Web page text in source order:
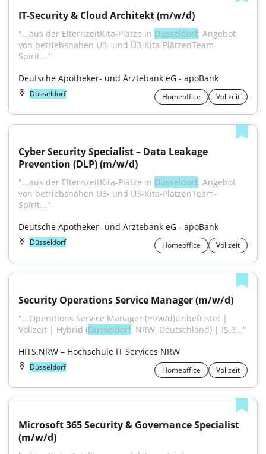
IT-Security & Cloud Architekt (m/w/d)
"...aus der ElternzeitKita-Plätze in Düsseldorf: Angebot
von betriebsnahen U3- und Ü3-Kita-PlätzenTeam-
Spirit..."
Deutsche Apotheker- und Ärztebank eG - apoBank
Düsseldorf Homeoffice Vollzeit
Cyber Security Specialist – Data Leakage
Prevention (DLP) (m/w/d)
"...aus der ElternzeitKita-Plätze in Düsseldorf: Angebot
von betriebsnahen U3- und Ü3-Kita-PlätzenTeam-
Spirit..."
Deutsche Apotheker- und Ärztebank eG - apoBank
Düsseldorf Homeoffice Vollzeit
Security Operations Service Manager (m/w/d)
"...Operations Service Manager (m/w/d)Unbefristet |
Vollzeit | Hybrid (Düsseldorf, NRW, Deutschland) | IS.3..."
HITS.NRW – Hochschule IT Services NRW
Düsseldorf Homeoffice Vollzeit
Microsoft 365 Security & Governance Specialist
(m/w/d)